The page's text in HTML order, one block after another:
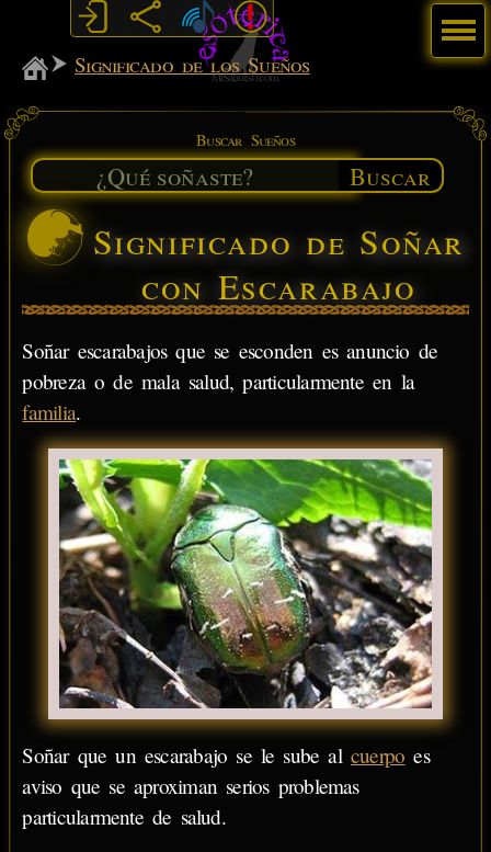
MiSabueso
Significado de los Sueños
Buscar Sueños
Buscar
Significado de Soñar
con Escarabajo
Soñar escarabajos que se esconden es anuncio de
pobreza o de mala salud, particularmente en la
familia.
Soñar que un escarabajo se le sube al cuerpo es
aviso que se aproximan serios problemas
particularmente de salud.
Menú